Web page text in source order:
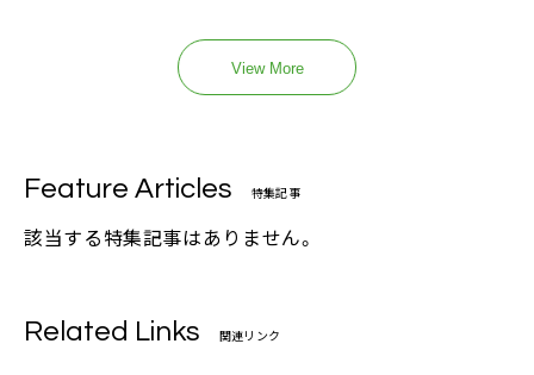
View More
Feature Articles 特集記事
該当する特集記事はありません。
Related Links 関連リンク